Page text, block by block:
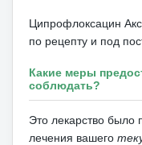
Ципрофлоксацин
по рецепту и под
Какие меры
соблюдать?
Это лекарство было
лечения вашего